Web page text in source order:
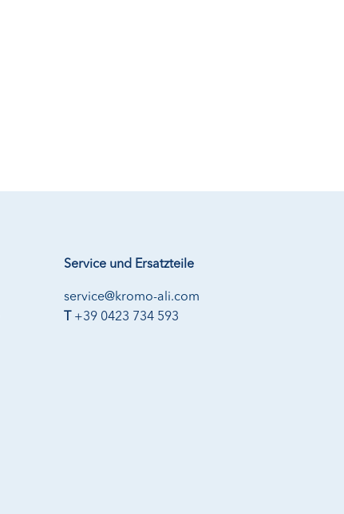
Service und Ersatzteile
service@kromo-ali.com
T +39 0423 734 593